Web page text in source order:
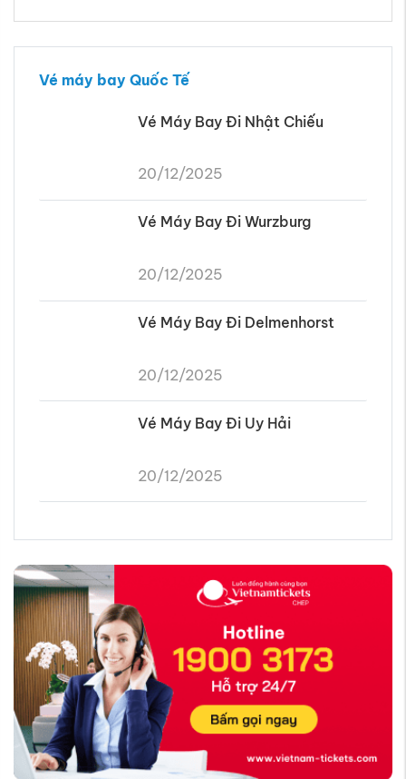
Vé máy bay Quốc Tế
Vé Máy Bay Đi Nhật Chiếu
20/12/2025
Vé Máy Bay Đi Wurzburg
20/12/2025
Vé Máy Bay Đi Delmenhorst
20/12/2025
Vé Máy Bay Đi Uy Hải
20/12/2025